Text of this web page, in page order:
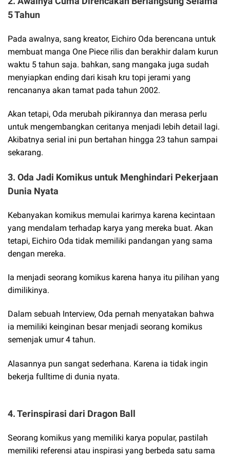
5 Tahun
Pada awalnya, sang kreator, Eichiro Oda berencana untuk
membuat manga One Piece rilis dan berakhir dalam kurun
waktu 5 tahun saja. bahkan, sang mangaka juga sudah
menyiapkan ending dari kisah kru topi jerami yang
rencananya akan tamat pada tahun 2002.
Akan tetapi, Oda merubah pikirannya dan merasa perlu
untuk mengembangkan ceritanya menjadi lebih detail lagi.
Akibatnya serial ini pun bertahan hingga 23 tahun sampai
sekarang.
3. Oda Jadi Komikus untuk Menghindari Pekerjaan
Dunia Nyata
Kebanyakan komikus memulai karirnya karena kecintaan
yang mendalam terhadap karya yang mereka buat. Akan
tetapi, Eichiro Oda tidak memiliki pandangan yang sama
dengan mereka.
Ia menjadi seorang komikus karena hanya itu pilihan yang
dimilikinya.
Dalam sebuah Interview, Oda pernah menyatakan bahwa
ia memiliki keinginan besar menjadi seorang komikus
semenjak umur 4 tahun.
Alasannya pun sangat sederhana. Karena ia tidak ingin
bekerja fulltime di dunia nyata.
4. Terinspirasi dari Dragon Ball
Seorang komikus yang memiliki karya popular, pastilah
memiliki referensi atau inspirasi yang berbeda satu sama